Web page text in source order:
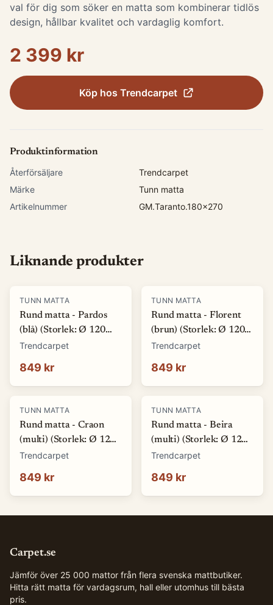
val för dig som söker en matta som kombinerar tidlös
design, hållbar kvalitet och vardaglig komfort.
2 399 kr
Köp hos Trendcarpet
Produktinformation
Återförsäljare
Trendcarpet
Märke
Tunn matta
Artikelnummer
GM.Taranto.180x270
Liknande produkter
TUNN MATTA
Rund matta - Pardos
(blå) (Storlek: Ø 120
cm)
Trendcarpet
849 kr
TUNN MATTA
Rund matta - Florent
(brun) (Storlek: Ø 120
cm)
Trendcarpet
849 kr
TUNN MATTA
Rund matta - Craon
(multi) (Storlek: Ø 120
cm)
Trendcarpet
849 kr
TUNN MATTA
Rund matta - Beira
(multi) (Storlek: Ø 120
cm)
Trendcarpet
849 kr
Carpet.se
Jämför över 25 000 mattor från flera svenska mattbutiker.
Hitta rätt matta för vardagsrum, hall eller utomhus till bästa
pris.